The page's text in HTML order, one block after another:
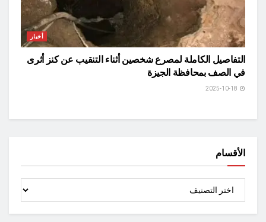
أخبار
التفاصيل الكاملة لمصرع شخصين أثناء التنقيب عن كنز أثرى
في الصف بمحافظة الجيزة
الأقسام
الأقسام